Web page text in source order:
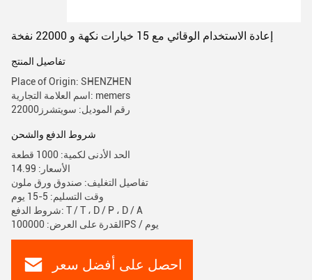
إعادة الاستخدام الوقائي مع 15 خيارات نكهة و 22000 نفخة
تفاصيل المنتج
Place of Origin: SHENZHEN
اسم العلامة التجارية: memers
رقم الموديل: سويتشرز22000
شروط الدفع والشحن
الحد الأدنى لكمية: 1000 قطعة
الأسعار: 14.99
تفاصيل التغليف: صندوق ورق ملون
وقت التسليم: 5-15 يوم
شروط الدفع: T / T ، D / P ، D / A
القدرة على العرض: 100000PS / يوم
احصل على أفضل سعر